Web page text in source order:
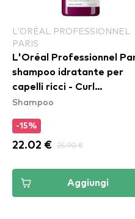
L'ORÉAL PROFESSIONNEL
PARIS
L'Oréal Professionnel
shampoo idratante per
capelli ricci - Curl
Expression Intense
Cream Shampoo
Shampoo
-15%
22.02 € 25.90 €
Aggiungi